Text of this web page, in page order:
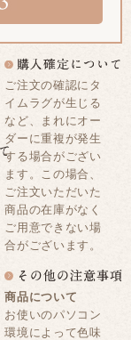
ご注文の確認にタ
イムラグが生じる
など、まれにオー
ダーに重複が発生
する場合がござい
ます。この場合、
ご注文いただいた
商品の在庫がなく
ご用意できない場
合がございます。
商品について
お使いのパソコン
環境によって色味